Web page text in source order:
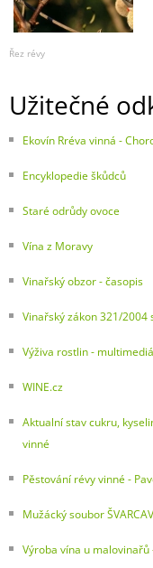
Řez révy
Užitečné
Ekovín Rréva vinná -
Encyklopedie škůdců
Staré odrůdy ovoce
Vína z Moravy
Vinařský obzor - časopis
Vinařský zákon 321/2004
Výživa rostlin -
WINE.cz
Aktualní stav cukru,
vinné
Pěstování révy vinné -
Mužácký soubor
Výroba vína u malovinařů